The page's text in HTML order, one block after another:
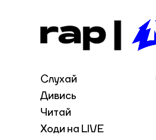
Слухай
Дивись
Читай
Ходи на LIVE